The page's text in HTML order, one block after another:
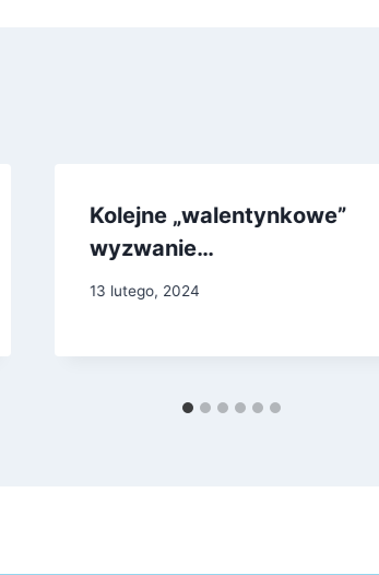
Kolejne „walentynkowe”
wyzwanie…
13 lutego, 2024